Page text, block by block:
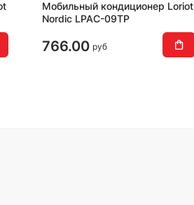
Мобильный кондиционер Loriot
Nordic LPAC-09TP
766.00 руб